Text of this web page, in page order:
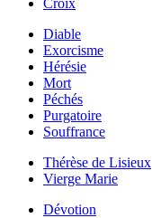
Croix
Diable
Exorcisme
Hérésie
Mort
Péchés
Purgatoire
Souffrance
Thérèse de Lisieux
Vierge Marie
Dévotion